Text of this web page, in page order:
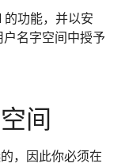
功能，并以安
名字空间中授予
间
，因此你必须在